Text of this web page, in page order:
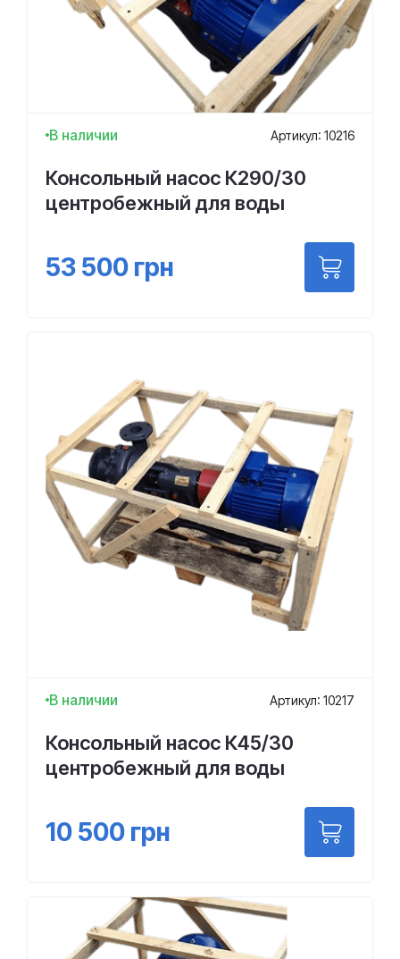
В наличии Артикул: 10216
Консольный насос К290/30
центробежный для воды
53 500 грн
В наличии Артикул: 10217
Консольный насос К45/30
центробежный для воды
10 500 грн